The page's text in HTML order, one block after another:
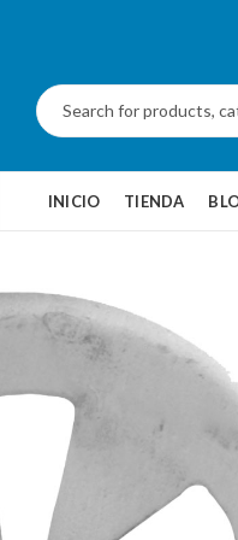
INICIO TIENDA